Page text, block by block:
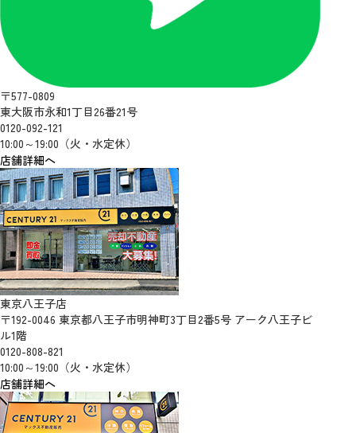
〒577-0809
東大阪市永和1丁目26番21号
0120-092-121
10:00～19:00（火・水定休）
店舗詳細へ
東京八王子店
〒192-0046 東京都八王子市明神町3丁目2番5号 アーク八王子ビ
ル1階
0120-808-821
10:00～19:00（火・水定休）
店舗詳細へ